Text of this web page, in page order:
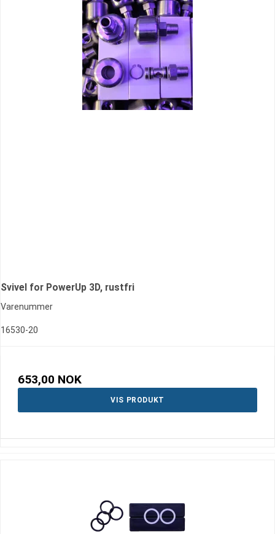
Svivel for PowerUp 3D, rustfri
Varenummer
16530-20
653,00 NOK
VIS PRODUKT